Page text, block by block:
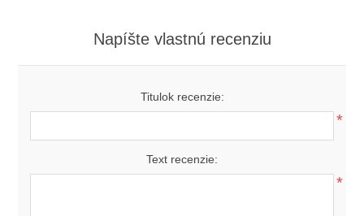
Napíšte vlastnú recenziu
Titulok recenzie:
*
Text recenzie:
*